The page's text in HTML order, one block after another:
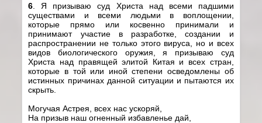
6
Я призываю суд Христа над всеми падшими
существами и всеми людьми в воплощении,
которые прямо или косвенно принимали и
принимают участие в разработке, создании и
распространении не только этого вируса, но и всех
видов биологического оружия, я призываю суд
Христа над правящей элитой Китая и всех стран,
которые в той или иной степени осведомлены об
истинных причинах данной ситуации и пытаются их
скрыть.
Могучая Астрея, всех нас ускоряй,
На призыв наш огненный избавленье дай,